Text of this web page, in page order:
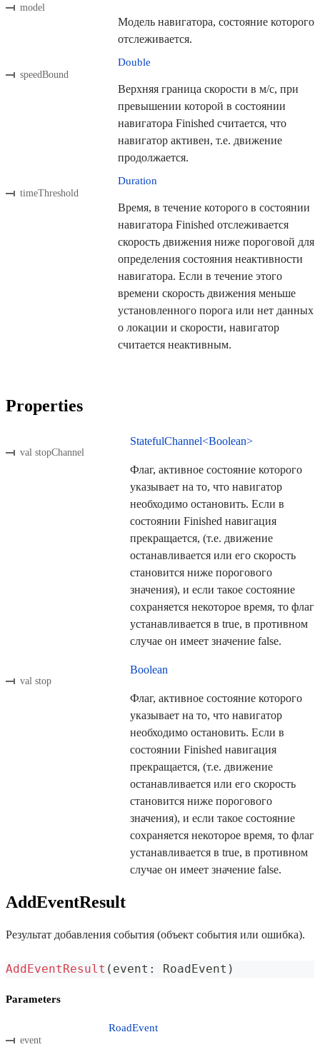
model
Модель навигатора, состояние которого
отслеживается.
speedBound
Double
Верхняя граница скорости в м/с, при
превышении которой в состоянии
навигатора Finished считается, что
навигатор активен, т.е. движение
продолжается.
timeThreshold
Duration
Время, в течение которого в состоянии
навигатора Finished отслеживается
скорость движения ниже пороговой для
определения состояния неактивности
навигатора. Если в течение этого
времени скорость движения меньше
установленного порога или нет данных
о локации и скорости, навигатор
считается неактивным.
Properties
val stopChannel
StatefulChannel<Boolean>
Флаг, активное состояние которого
указывает на то, что навигатор
необходимо остановить. Если в
состоянии Finished навигация
прекращается, (т.е. движение
останавливается или его скорость
становится ниже порогового
значения), и если такое состояние
сохраняется некоторое время, то флаг
устанавливается в true, в противном
случае он имеет значение false.
val stop
Boolean
Флаг, активное состояние которого
указывает на то, что навигатор
необходимо остановить. Если в
состоянии Finished навигация
прекращается, (т.е. движение
останавливается или его скорость
становится ниже порогового
значения), и если такое состояние
сохраняется некоторое время, то флаг
устанавливается в true, в противном
случае он имеет значение false.
AddEventResult
Результат добавления события (объект события или ошибка).
AddEventResult ( event : RoadEvent )
Parameters
event
RoadEvent